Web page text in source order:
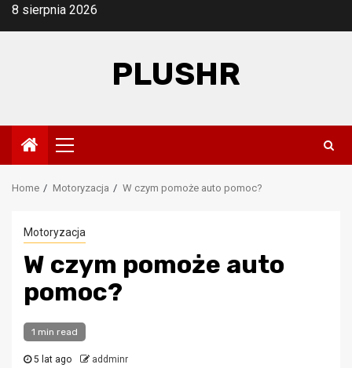
Skip8 sierpnia 2026
PLUSHR
Primary
Menu
Home Motoryzacja W czym pomoże auto pomoc?
Motoryzacja
W czym pomoże auto
pomoc?
1 min read
5 lat ago addminr